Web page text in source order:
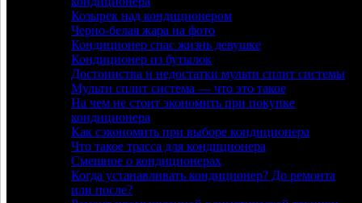
Козырек над кондиционером
Черно-белая жара на фото
Кондиционер спас жизнь девушке
Кондиционер из бутылок
Достоинства и недостатки мульти сплит системы
Мульти сплит система — что это такое
На чем не стоит экономить при покупке
кондиционера
Как сэкономить при выборе кондиционера
Что такое трасса для кондиционера
Смешное о кондиционерах
Когда устанавливать кондиционер? До ремонта
или после?